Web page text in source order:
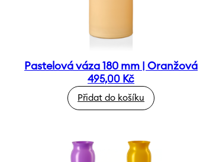
Pastelová váza 180 mm | Oranžová
495,00 Kč
Přidat do košíku